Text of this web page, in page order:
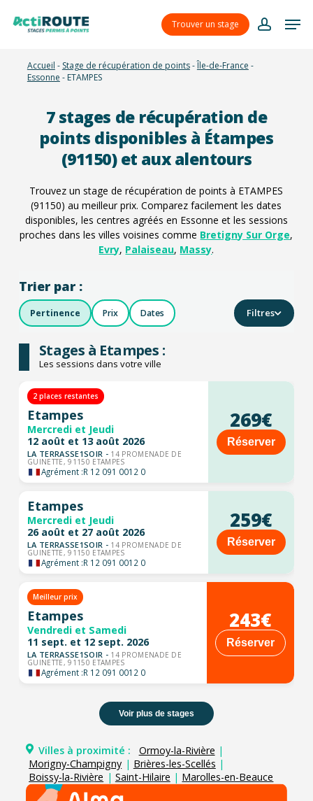
Trouver un stage
account
Accueil - Stage de récupération de points-Île-de-France -
Essonne - ETAMPES
7stages de récupération de
points disponibles à Étampes
(91150) et aux alentours
Trouvez un stage de récupération de points à ETAMPES
(91150) au meilleur prix. Comparez facilement les dates
disponibles, les centres agréés en Essonne et les sessions
proches dans les villes voisines comme Bretigny Sur Orge,
Evry, Palaiseau, Massy.
Trier par :
Pertinence Prix Dates Filtres
Stages à Etampes :
Les sessions dans votre ville
2 places restantes
Etampes
Mercredi et Jeudi
12 août et 13 août 2026
LA TERRASSE1SOIR - 14 PROMENADE DE
GUINETTE, 91150 ETAMPES
Agrément :R 12 091 0012 0
269€
Réserver
Etampes
Mercredi et Jeudi
26 août et 27 août 2026
LA TERRASSE1SOIR - 14 PROMENADE DE
GUINETTE, 91150 ETAMPES
Agrément :R 12 091 0012 0
259€
Réserver
Meilleur prix
Etampes
Vendredi et Samedi
11 sept. et 12 sept. 2026
LA TERRASSE1SOIR - 14 PROMENADE DE
GUINETTE, 91150 ETAMPES
Agrément :R 12 091 0012 0
243€
Réserver
Voir plus de stages
Villes à proximité : Ormoy-la-Rivière |
Morigny-Champigny | Brières-les-Scellés |
Boissy-la-Rivière | Saint-Hilaire | Marolles-en-Beauce